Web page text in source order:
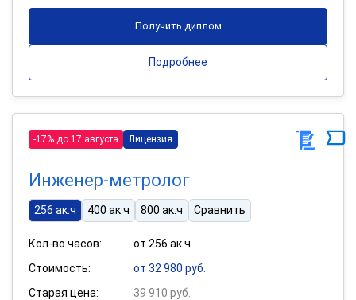
Получить диплом
Подробнее
-17% до 17 августа Лицензия
Инженер-метролог
256 ак.ч 400 ак.ч 800 ак.ч Сравнить
Кол-во часов:
от 256 ак.ч
Стоимость:
от 32 980 руб.
Старая цена:
39 910 руб.